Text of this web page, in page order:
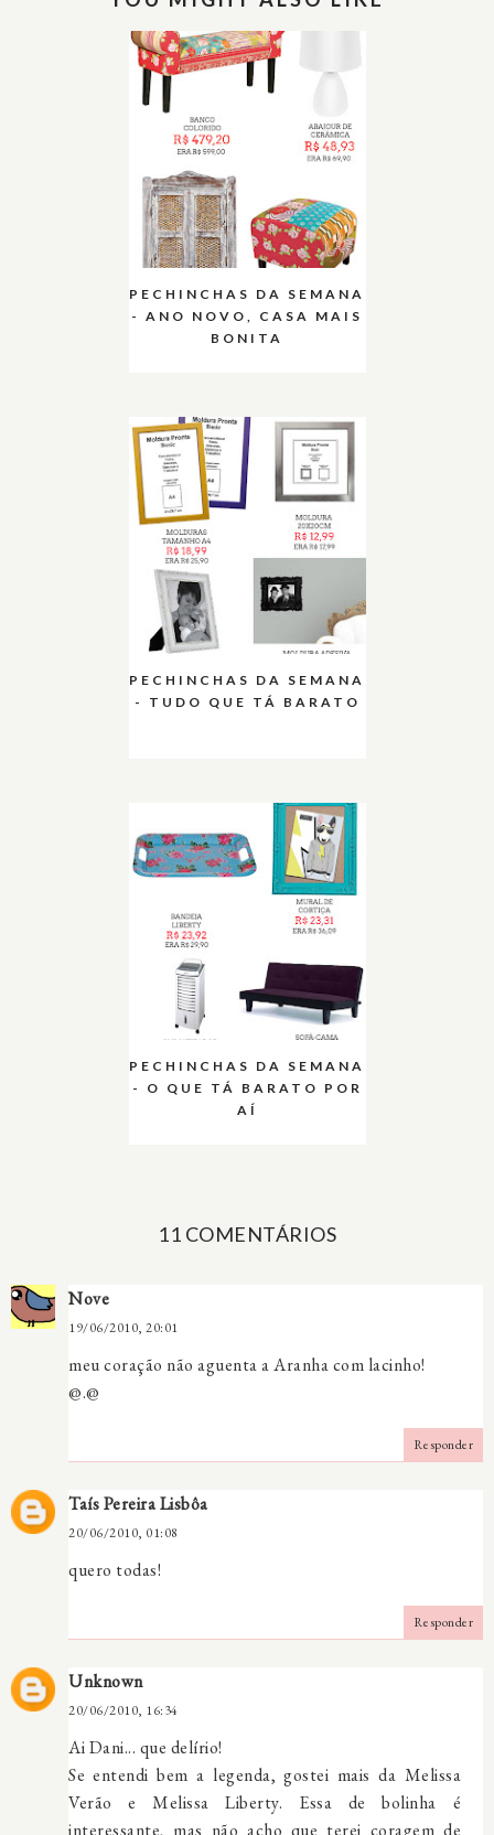
PECHINCHAS DA SEMANA
- ANO NOVO, CASA MAIS
BONITA
PECHINCHAS DA SEMANA
- TUDO QUE TÁ BARATO
PECHINCHAS DA SEMANA
- O QUE TÁ BARATO POR
AÍ
11 COMENTÁRIOS
Nove
19/06/2010, 20:01
meu coração não aguenta a Aranha com lacinho!
@.@
Responder
Taís Pereira Lisbôa
20/06/2010, 01:08
quero todas!
Responder
Unknown
20/06/2010, 16:34
Ai Dani... que delírio!
Se entendi bem a legenda, gostei mais da Melissa
Verão e Melissa Liberty. Essa de bolinha é
interessante, mas não acho que terei coragem de